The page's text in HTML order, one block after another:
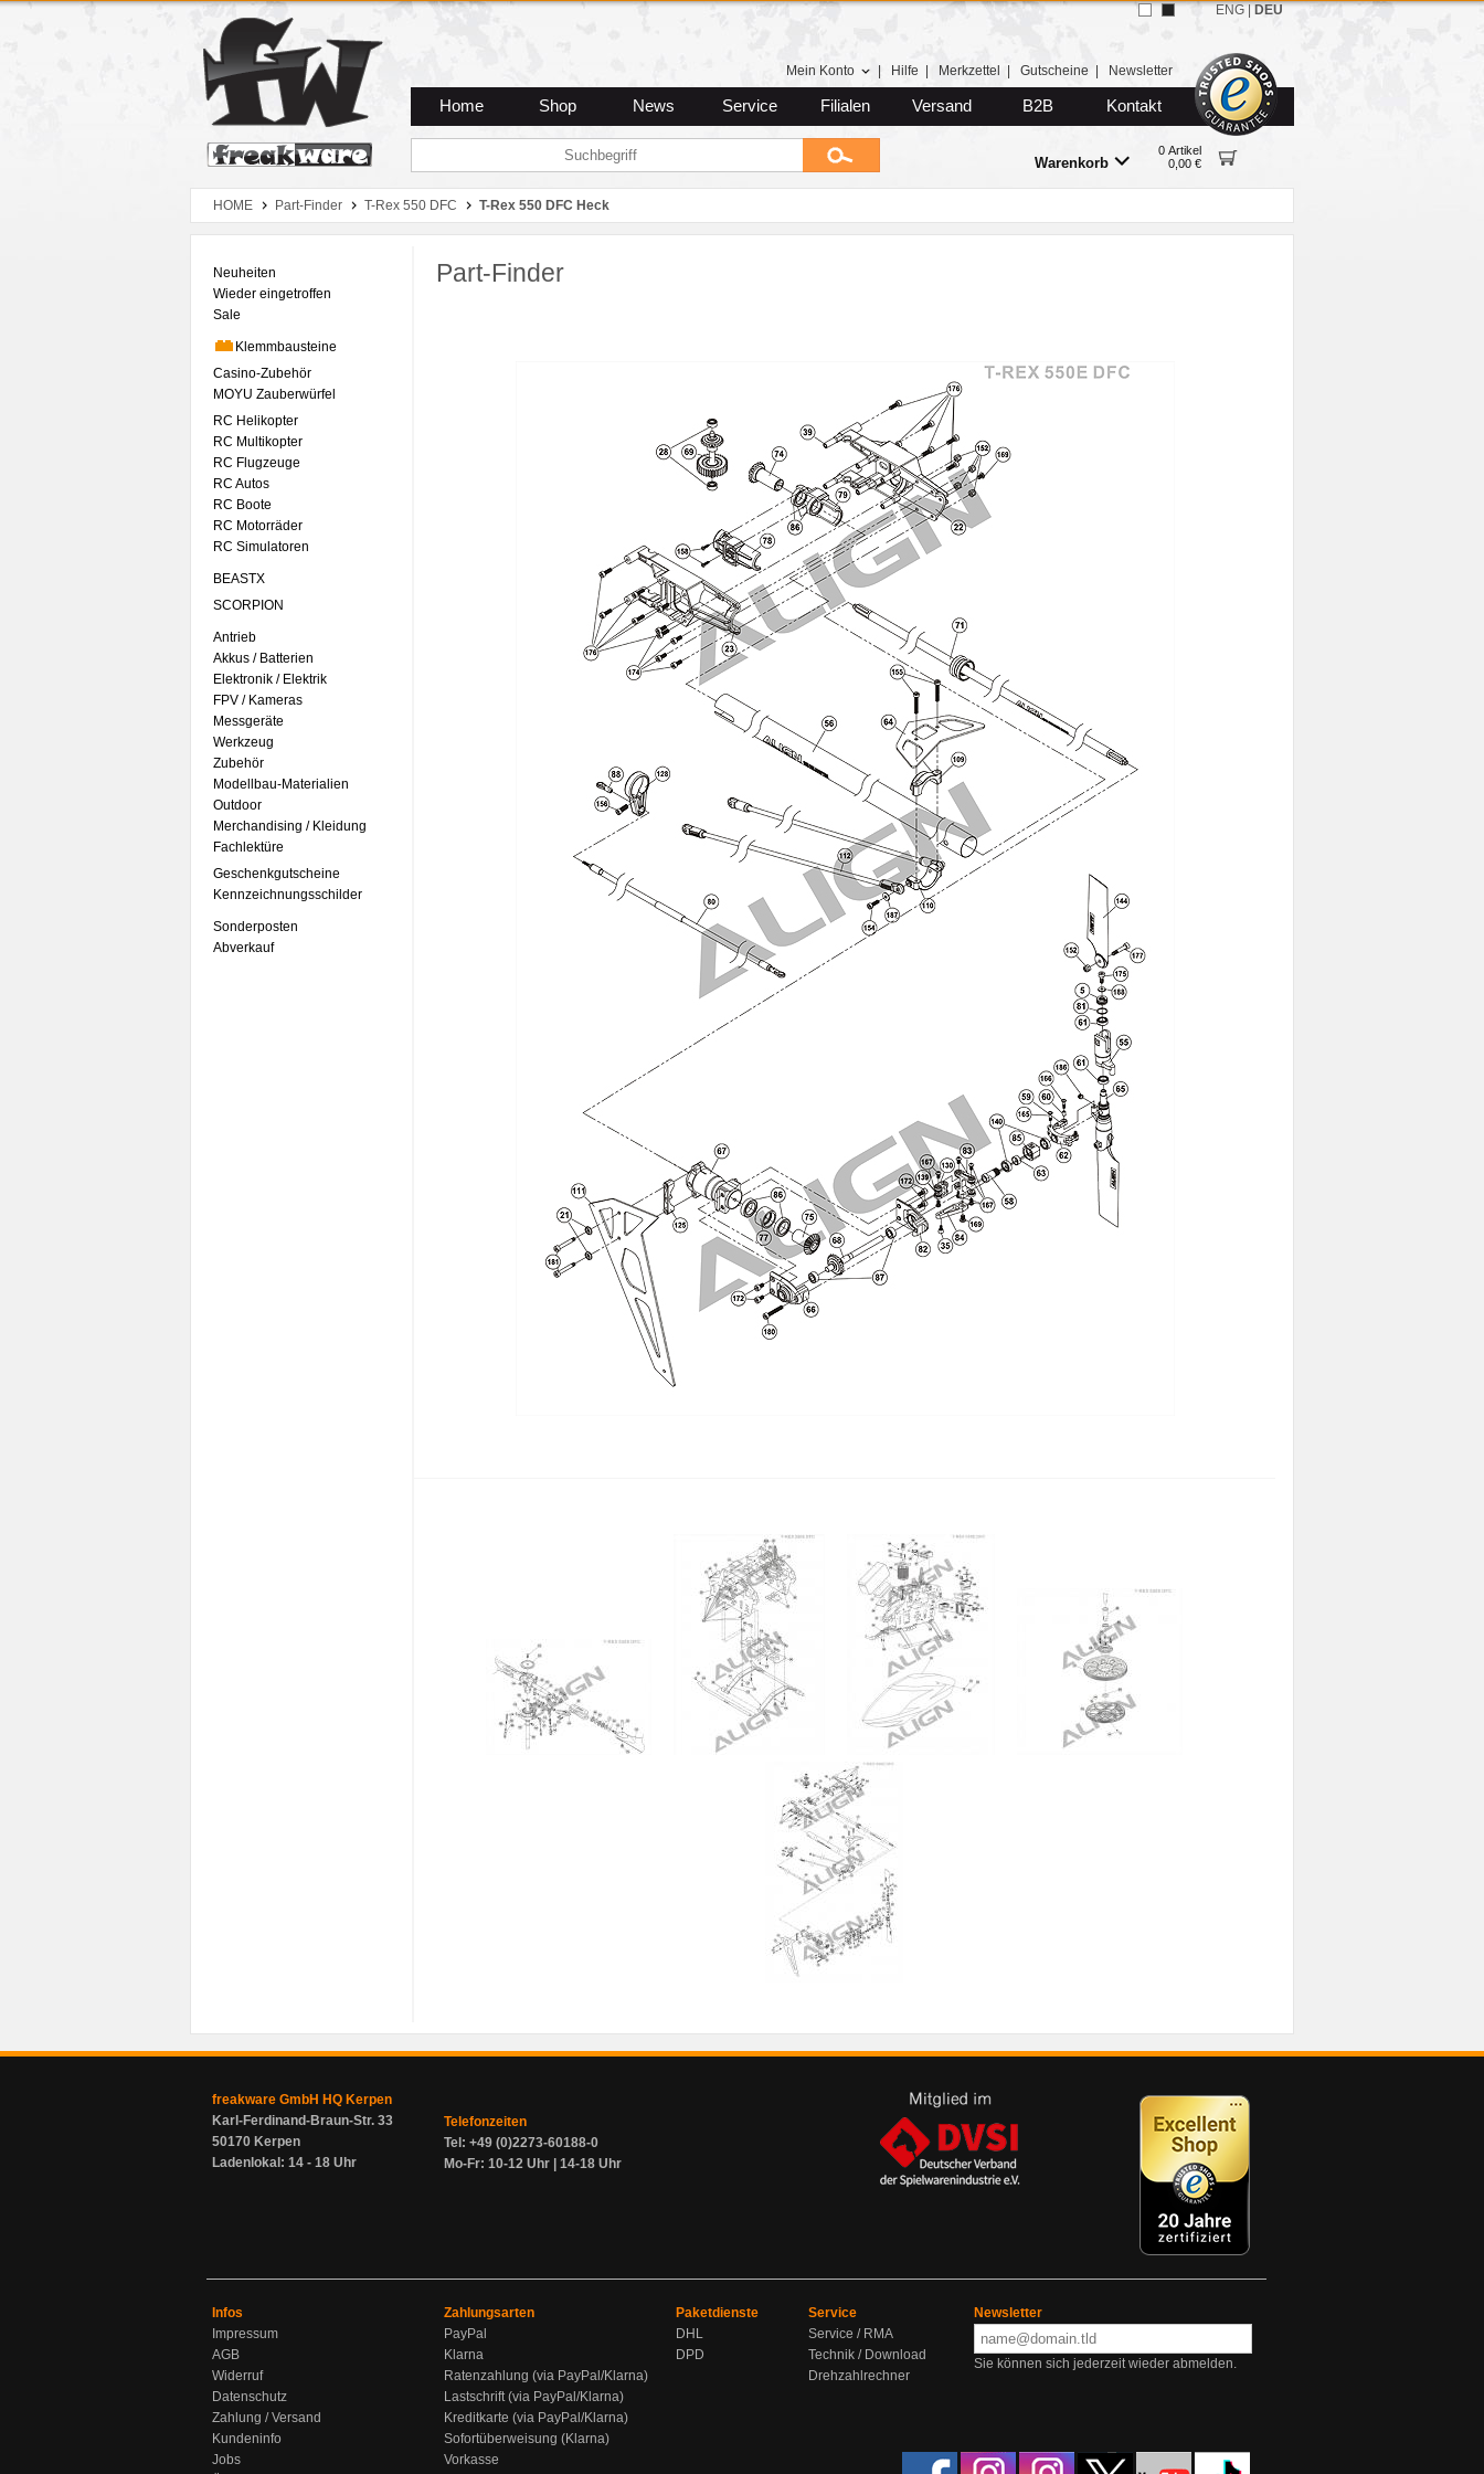
Zum Hauptmenue
Zum Seiteninhalt
Zum Warenkob
Mein Konto Hilfe Merkzettel Gutscheine Newsletter
Home Shop News Service Filialen Versand B2B Kontakt
Warenkorb
0 Artikel
0,00 €
ENG DEU
HOME Part-Finder T-Rex 550 DFC T-Rex 550 DFC Heck
Neuheiten
Wieder eingetroffen
Sale
Klemmbausteine
Casino-Zubehör
MOYU Zauberwürfel
RC Helikopter
RC Multikopter
RC Flugzeuge
RC Autos
RC Boote
RC Motorräder
RC Simulatoren
BEASTX
SCORPION
Antrieb
Akkus / Batterien
Elektronik / Elektrik
FPV / Kameras
Messgeräte
Werkzeug
Zubehör
Modellbau-Materialien
Outdoor
Merchandising / Kleidung
Fachlektüre
Geschenkgutscheine
Kennzeichnungsschilder
Sonderposten
Abverkauf
Part-Finder
freakware GmbH HQ Kerpen
Karl-Ferdinand-Braun-Str. 33
50170 Kerpen
Ladenlokal: 14 - 18 Uhr
Telefonzeiten
Tel: +49 (0)2273-60188-0
Mo-Fr: 10-12 Uhr | 14-18 Uhr
Infos
Impressum
AGB
Widerruf
Datenschutz
Zahlung / Versand
Kundeninfo
Jobs
Zahlungsarten
PayPal
Klarna
Ratenzahlung (via PayPal/Klarna)
Lastschrift (via PayPal/Klarna)
Kreditkarte (via PayPal/Klarna)
Sofortüberweisung (Klarna)
Vorkasse
Paketdienste
DHL
DPD
Service
Service / RMA
Technik / Download
Drehzahlrechner
Newsletter
Sie können sich jederzeit wieder abmelden.